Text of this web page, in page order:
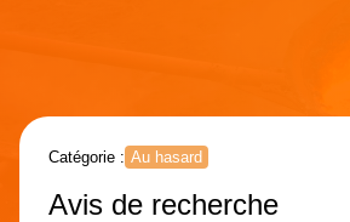
Catégorie : Au hasard
Avis de recherche